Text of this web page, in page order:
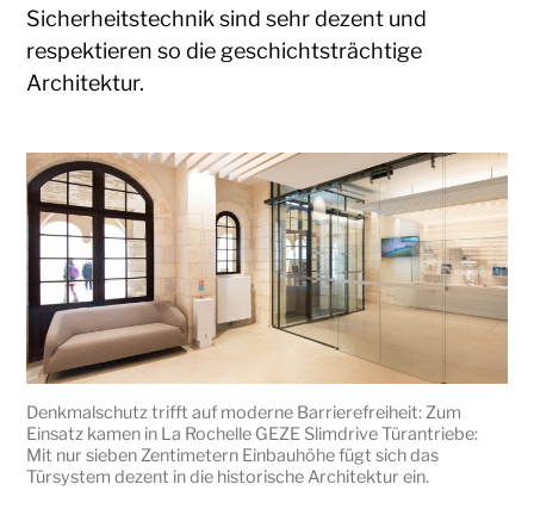
Sicherheitstechnik sind sehr dezent und
respektieren so die geschichtsträchtige
Architektur.
Denkmalschutz trifft auf moderne Barrierefreiheit: Zum
Einsatz kamen in La Rochelle GEZE Slimdrive Türantriebe:
Mit nur sieben Zentimetern Einbauhöhe fügt sich das
Türsystem dezent in die historische Architektur ein.